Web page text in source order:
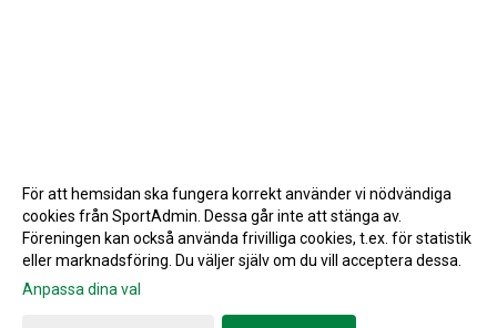
Gå till Webbversion
För att hemsidan ska fungera korrekt använder vi nödvändiga
cookies från SportAdmin. Dessa går inte att stänga av.
Föreningen kan också använda frivilliga cookies, t.ex. för statistik
eller marknadsföring. Du väljer själv om du vill acceptera dessa.
Anpassa dina val